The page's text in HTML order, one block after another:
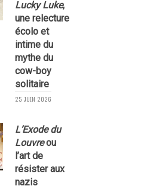
Lucky Luke,
une relecture
écolo et
intime du
mythe du
cow-boy
solitaire
25 JUIN 2026
L’Exode du
Louvreou
l’art de
résister aux
nazis